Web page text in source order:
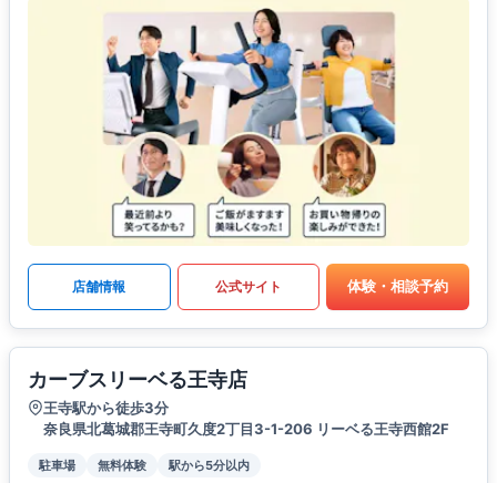
店舗情報 公式サイト 体験・相談予約
カーブスリーベる王寺店
王寺駅から徒歩3分
奈良県北葛城郡王寺町久度2丁目3-1-206 リーベる王寺西館2F
駐車場 無料体験 駅から5分以内